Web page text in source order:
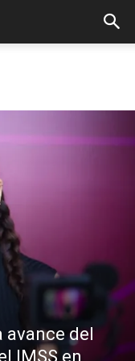
avance del
IMSS en